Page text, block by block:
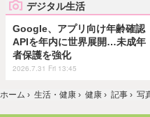
デジタル生活
Google、アプリ向け年齢確認
APIを年内に世界展開…未成年
者保護を強化
2026.7.31 Fri 13:45
ホーム › 生活・健康 › 健康 › 記事 › 写